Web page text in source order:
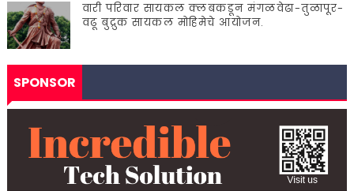
वारी परिवार सायकल क्लबकडून मंगळवेढा-तुळापूर-
वढू बुद्रुक सायकल मोहिमेचे आयोजन.
SPONSOR